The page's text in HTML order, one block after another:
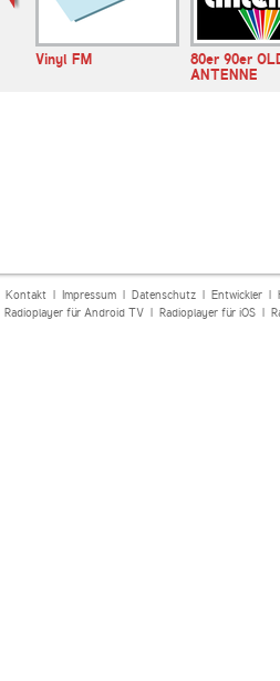
Vinyl FM
80er 90er
ANTENNE
Kontakt| Impressum| Datenschutz| Entwickler|
Radioplayer für Android TV| Radioplayer für iOS|